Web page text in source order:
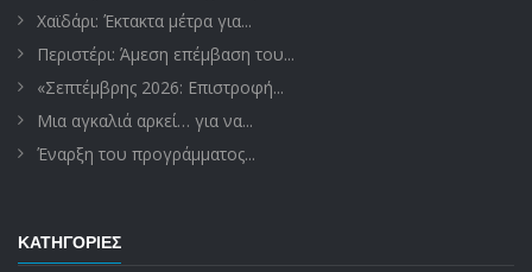
Χαϊδάρι: Έκτακτα μέτρα για...
Περιστέρι: Άμεση επέμβαση του...
«Σεπτέμβρης 2026: Επιστροφή...
Μια αγκαλιά αρκεί… για να...
Έναρξη του προγράμματος...
ΚΑΤΗΓΟΡΊΕΣ